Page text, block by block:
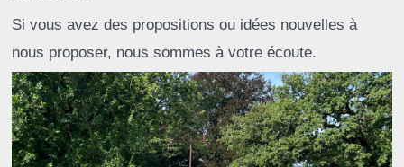
Si vous avez des propositions ou idées nouvelles à
nous proposer, nous sommes à votre écoute.